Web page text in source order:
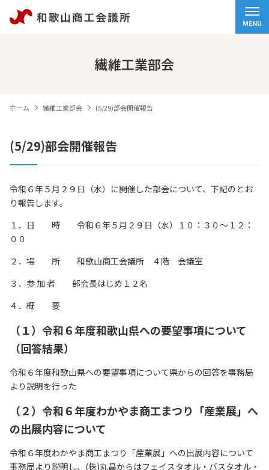
MENU
繊維工業部会
ホーム 繊維工業部会 (5/29)部会開催報告
(5/29)部会開催報告
令和６年５月２９日（水）に開催した部会について、下記のとお
り報告します。
１．日 時 令和６年５月２９日（水）１０：３０～１２：
００
２．場 所 和歌山商工会議所 ４階 会議室
３．参 加 者 部会長はじめ１２名
４．概 要
（１）令和６年度和歌山県への要望事項について
（回答結果）
令和６年度和歌山県への要望事項について県からの回答を事務局
より説明を行った
（２）令和６年度わかやま商工まつり「産業展」へ
の出展内容について
令和６年度わかやま商工まつり「産業展」への出展内容について
事務局より説明し、(株)丸昌からはフェイスタオル・バスタオル・
ホーム
経営サポート
検定試験
個人情報保護方針
情報セキュリティ基本方針
サイトマップ
073-422-1111
（受付時間：平日9:00～17:30）
お問い合わせ